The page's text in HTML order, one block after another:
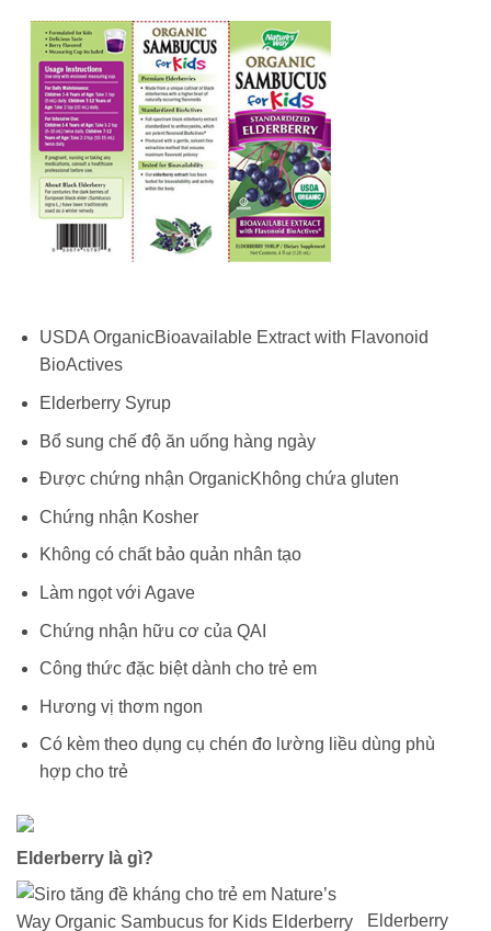
USDA OrganicBioavailable Extract with Flavonoid
BioActives
Elderberry Syrup
Bổ sung chế độ ăn uống hàng ngày
Được chứng nhận OrganicKhông chứa gluten
Chứng nhận Kosher
Không có chất bảo quản nhân tạo
Làm ngọt với Agave
Chứng nhận hữu cơ của QAI
Công thức đặc biệt dành cho trẻ em
Hương vị thơm ngon
Có kèm theo dụng cụ chén đo lường liều dùng phù
hợp cho trẻ
Elderberry là gì?
Elderberry